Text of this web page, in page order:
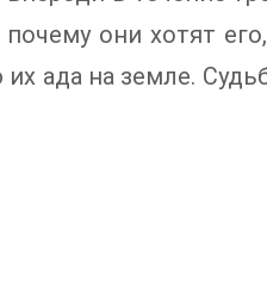
они хотят
ада на земле.